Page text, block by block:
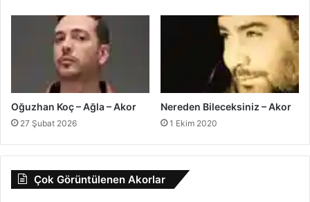
Oğuzhan Koç – Ağla – Akor
27 Şubat 2026
Nereden Bileceksiniz – Akor
1 Ekim 2020
Çok Görüntülenen Akorlar